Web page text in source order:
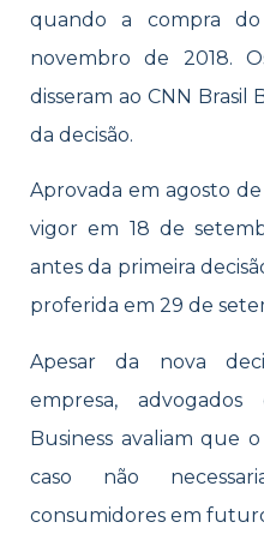
quando a compra
novembro de 2018.
disseram ao CNN Brasil
da decisão.
Aprovada em agosto
vigor em 18 de
antes da primeira
proferida em 29 de
Apesar da nova
empresa,
Business avaliam que
caso não
consumidores em